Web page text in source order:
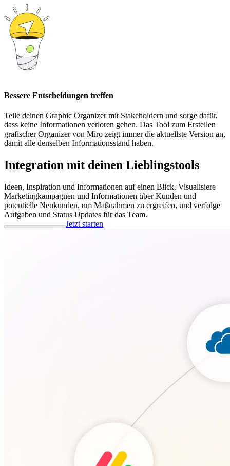
Bessere Entscheidungen treffen
Teile deinen Graphic Organizer mit Stakeholdern und sorge dafür,
dass keine Informationen verloren gehen. Das Tool zum Erstellen
grafischer Organizer von Miro zeigt immer die aktuellste Version an,
damit alle denselben Informationsstand haben.
Integration mit deinen Lieblingstools
Ideen, Inspiration und Informationen auf einen Blick. Visualisiere
Marketingkampagnen und Informationen über Kunden und
potentielle Neukunden, um Maßnahmen zu ergreifen, und verfolge
Aufgaben und Status Updates für das Team.
Jetzt starten